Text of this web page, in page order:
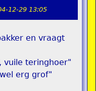
12-29 13:05
en vraagt
vuile teringhoer"
erg grof"